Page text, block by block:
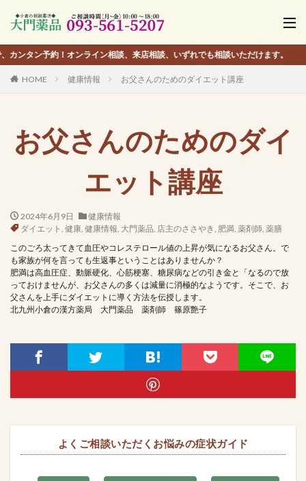
約！オンライン相談、来店相談、いずれでも相談いただけます。
HOME 健康情報 お父さんのためのダイエット講座
お父さんのためのダイ
エット講座
2024年6月9日
健康情報
ダイエット , 健康, 健康情報, 大門薬品, 店主のささやき, 肥満, 薬剤師, 薬膳
このごろ太ってきて血圧やコレステロール値の上昇が気になるお父さん。で
も家族が何を言っても生返事ということはありませんか？
肥満は高血圧症、動脈硬化、心筋梗塞、糖尿病などの引き金と「なるので放
っておけませんが、お父さんの多くは減量に消極的なようです。そこで、お
父さんを上手にダイエットに導く方法を伝授します。
北九州小倉の漢方薬局 大門薬品 薬剤師 篠原艶子
よくご相談いただくお悩みの症状ガイド